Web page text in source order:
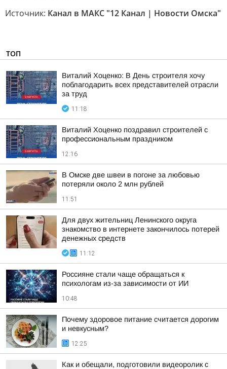
Источник: Канал в МАКС "12 Канал | Новости Омска"
ТОП
Виталий Хоценко: В День строителя хочу
поблагодарить всех представителей отрасли
за труд
11:18
Виталий Хоценко поздравил строителей с
профессиональным праздником
12:16
В Омске две швеи в погоне за любовью
потеряли около 2 млн рублей
11:51
Для двух жительниц Ленинского округа
знакомство в интернете закончилось потерей
денежных средств
11:12
Россияне стали чаще обращаться к
психологам из-за зависимости от ИИ
10:48
Почему здоровое питание считается дорогим
и невкусным?
12:25
Как и обещали, подготовили видеоролик с